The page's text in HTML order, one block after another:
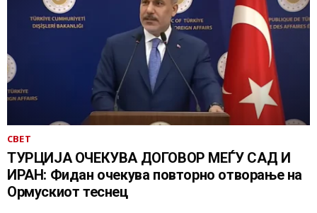
СВЕТ
ТУРЦИЈА ОЧЕКУВА ДОГОВОР МЕЃУ САД И
ИРАН: Фидан очекува повторно отворање на
Ормускиот теснец